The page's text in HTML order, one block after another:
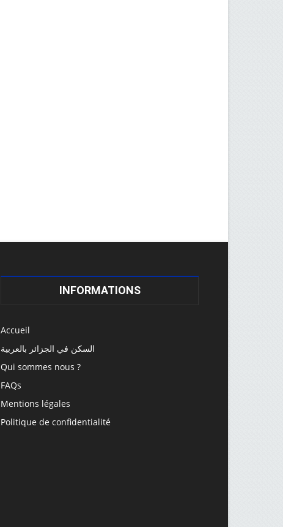
INFORMATIONS
Accueil
السكن في الجزائر بالعربية
Qui sommes nous ?
FAQs
Mentions légales
Politique de confidentialité